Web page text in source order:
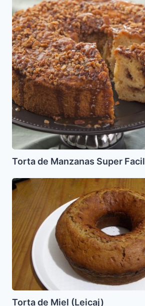
Manzanas
Super
Facil
Torta de Manzanas Super Facil
Torta
de
Miel
(Leicaj)
Torta de Miel (Leicaj)